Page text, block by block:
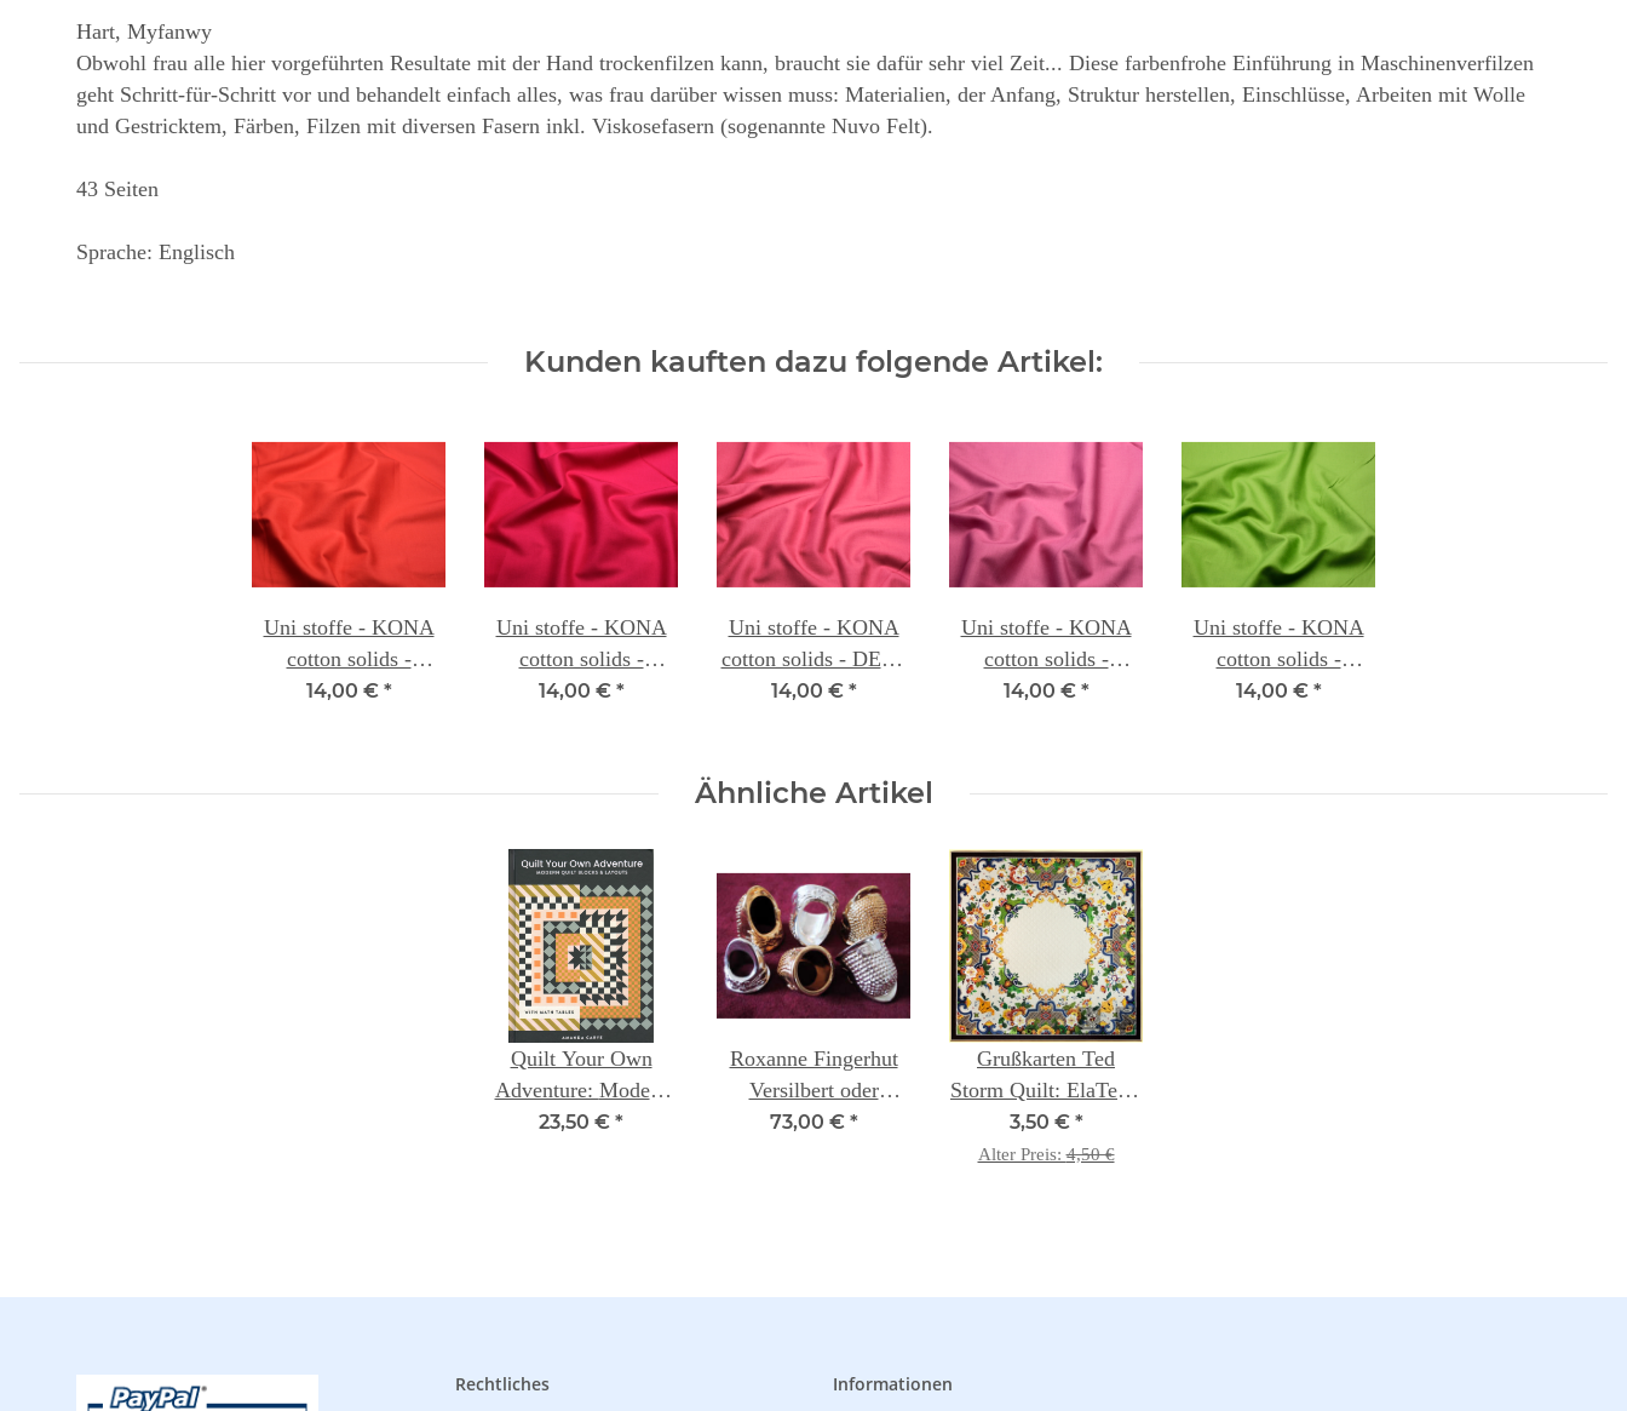
Hart, Myfanwy
Obwohl frau alle hier vorgeführten Resultate mit der Hand trockenfilzen kann, braucht sie dafür sehr viel Zeit... Diese farbenfrohe Einführung in Maschinenverfilzen
geht Schritt-für-Schritt vor und behandelt einfach alles, was frau darüber wissen muss: Materialien, der Anfang, Struktur herstellen, Einschlüsse, Arbeiten mit Wolle
und Gestricktem, Färben, Filzen mit diversen Fasern inkl. Viskosefasern (sogenannte Nuvo Felt).
43 Seiten
Sprache: Englisch
Kunden kauften dazu folgende Artikel:
Uni stoffe - KONA
cotton solids -
CORAL 018
14,00 € *
Uni stoffe - KONA
cotton solids -
POMEGRANATE
14,00 € *
Uni stoffe - KONA
cotton solids - DEEP
ROSE 046
14,00 € *
Uni stoffe - KONA
cotton solids -
BLUSH PINK 048
14,00 € *
Uni stoffe - KONA
cotton solids -
GRASS GREEN 107
14,00 € *
Ähnliche Artikel
Quilt Your Own
Adventure: Modern
Quilt Blocks &
23,50 € *
Roxanne Fingerhut
Versilbert oder
Vergoldet
73,00 € *
Grußkarten Ted
Storm Quilt: ElaTed -
Motiv 1 ganzer Quilt
3,50 € *
Alter Preis:4,50 €
Rechtliches Informationen